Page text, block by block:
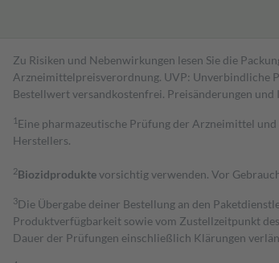
Zu Risiken und Nebenwirkungen lesen Sie die
Arzneimittelpreisverordnung. UVP: Unverbindliche
Bestell­wert versand­kosten­frei. Preisänderungen
1 Eine pharmazeutische Prüfung der Arzneimittel
Herstellers.
2Biozidproduktevorsichtig verwenden. Vor
3Die Übergabe deiner Bestellung an den
Produktverfügbarkeit sowie vom Zustellzeitpunkt
Dauer der Prüfungen einschließlich Klärungen